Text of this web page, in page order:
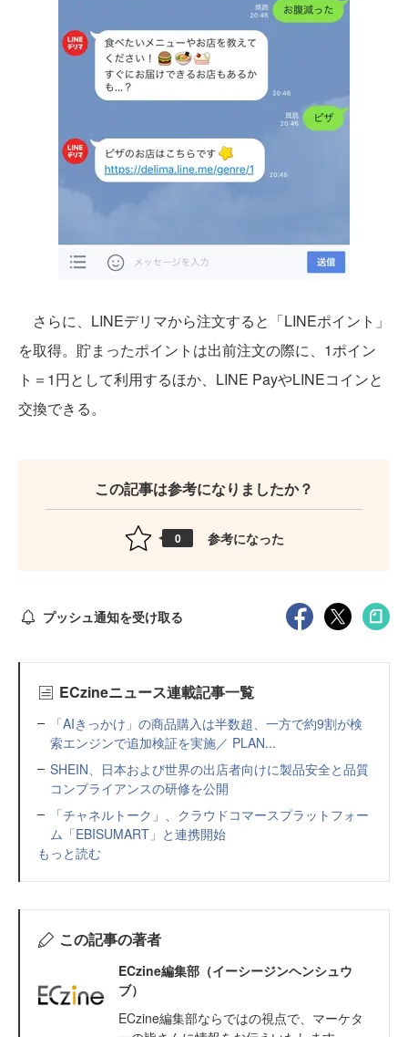
さらに、LINEデリマから注文すると「LINEポイント」
を取得。貯まったポイントは出前注文の際に、1ポイン
ト＝1円として利用するほか、LINE PayやLINEコインと
交換できる。
この記事は参考になりましたか？
0 参考になった
プッシュ通知を受け取る
ECzineニュース連載記事一覧
「AIきっかけ」の商品購入は半数超、一方で約9割が検
索エンジンで追加検証を実施／ PLAN...
SHEIN、日本および世界の出店者向けに製品安全と品質
コンプライアンスの研修を公開
「チャネルトーク」、クラウドコマースプラットフォー
ム「EBISUMART」と連携開始
もっと読む
この記事の著者
ECzine編集部（イーシージンヘンシュウ
ブ）
ECzine編集部ならではの視点で、マーケタ